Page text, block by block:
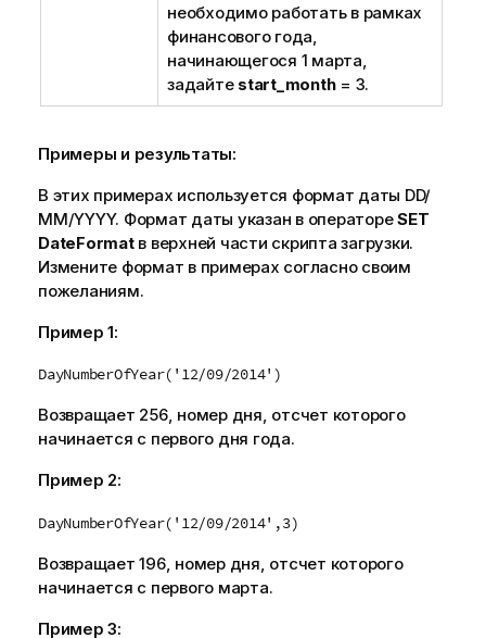
необходимо работать в рамках
финансового года,
начинающегося 1 марта,
задайте start_month= 3.
Примеры и результаты:
В этих примерах используется формат даты DD/
ММ/YYYY. Формат даты указан в оператореSET
DateFormatв верхней части скрипта загрузки.
Измените формат в примерах согласно своим
пожеланиям.
Пример 1:
DayNumberOfYear('12/09/2014')
Возвращает 256, номер дня, отсчет которого
начинается с первого дня года.
Пример 2:
DayNumberOfYear('12/09/2014',3)
Возвращает 196, номер дня, отсчет которого
начинается с первого марта.
Пример 3: